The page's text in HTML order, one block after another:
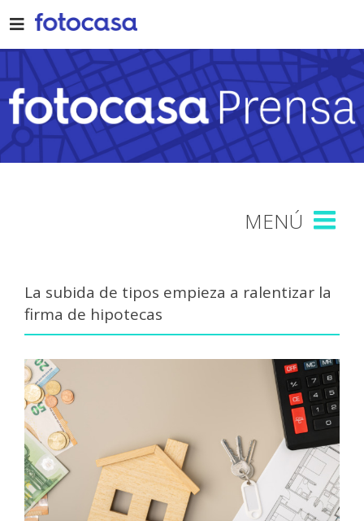
to
content
La subida de tipos empieza a ralentizar la
firma de hipotecas
View
Larger
Image